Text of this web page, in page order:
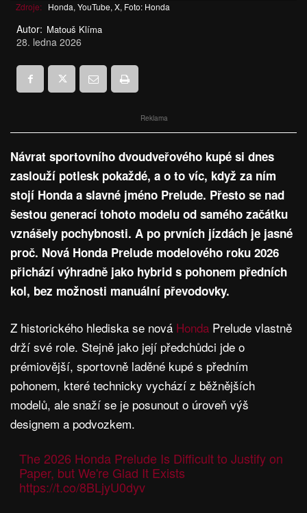
Zdroje: Honda, YouTube, X, Foto: Honda
Autor: Matouš Klíma
28. ledna 2026
Reklama
Návrat sportovního dvoudveřového kupé si dnes
zaslouží potlesk pokaždé, a o to víc, když za ním
stojí Honda a slavné jméno Prelude. Přesto se nad
šestou generací tohoto modelu od samého začátku
vznášely pochybnosti. A po prvních jízdách je jasné
proč. Nová Honda Prelude modelového roku 2026
přichází výhradně jako hybrid s pohonem předních
kol, bez možnosti manuální převodovky.
Z historického hlediska se nová Honda Prelude vlastně
drží své role. Stejně jako její předchůdci jde o
prémiovější, sportovně laděné kupé s předním
pohonem, které technicky vychází z běžnějších
modelů, ale snaží se je posunout o úroveň výš
designem a podvozkem.
The 2026 Honda Prelude Is Difficult to Justify on
Paper, but We're Glad It Exists
https://t.co/8BLjyU0dyv